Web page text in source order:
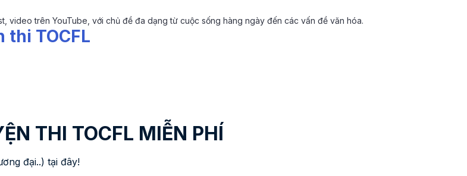
video trên YouTube, với chủ đề đa dạng từ cuộc sống hàng ngày đến các vấn đề văn hóa.
thi TOCFL
THI TOCFL MIỄN PHÍ
đại..) tại đây!